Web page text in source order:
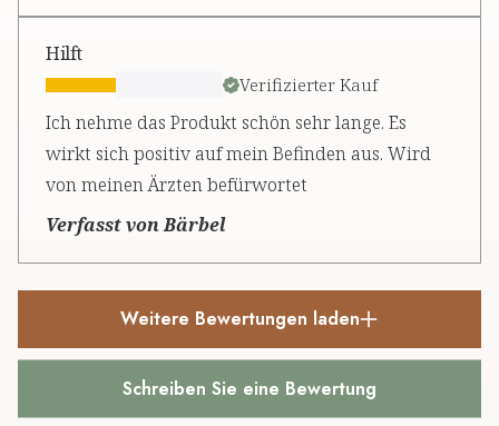
Hilft
Verifizierter Kauf
Ich nehme das Produkt schön sehr lange. Es
wirkt sich positiv auf mein Befinden aus. Wird
von meinen Ärzten befürwortet
Verfasst von Bärbel
Weitere Bewertungen laden
Schreiben Sie eine Bewertung